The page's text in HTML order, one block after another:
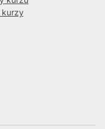
kurzy